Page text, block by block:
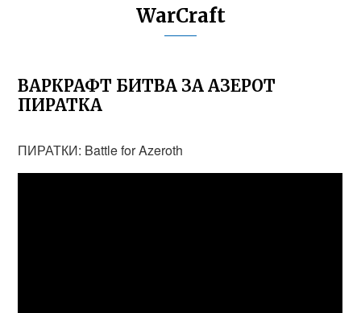
WarCraft
ВАРКРАФТ БИТВА ЗА АЗЕРОТ
ПИРАТКА
ПИРАТКИ: Battle for Azeroth